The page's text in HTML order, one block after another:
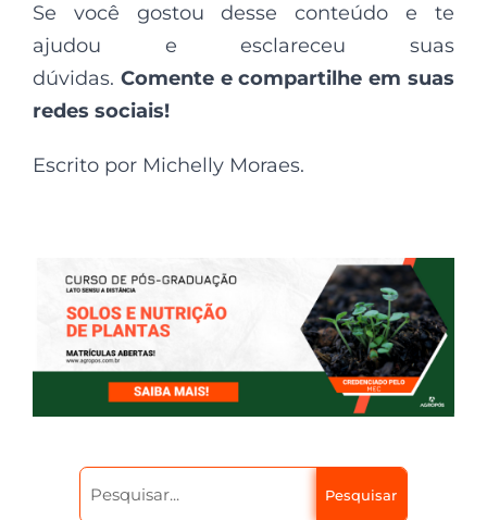
Se você gostou desse conteúdo e te
ajudou e esclareceu suas
dúvidas. Comente e compartilhe em suas
redes sociais!
Escrito por Michelly Moraes.
Pesquisar